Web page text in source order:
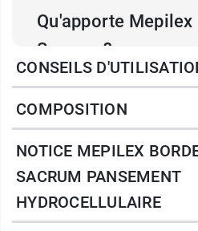
Qu'apporte
Sacrum ?
maintient la plaie dans un
cicatrisation. Il est
polyuréthane qui est à la
l'eau et perméable à la
pas l'eau de la douche ou
laissant la peau respirer et
CONSEILS
COMPOSITION
NOTICE MEPILEX
SACRUM PANSEMENT
HYDROCELLULAIRE